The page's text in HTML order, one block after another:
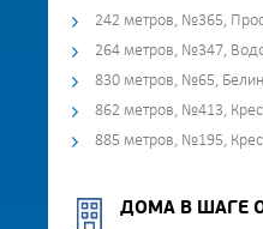
242 метров, №365,
264 метров, №347,
830 метров, №65,
862 метров, №413,
885 метров, №195,
ДОМА В ШАГЕ